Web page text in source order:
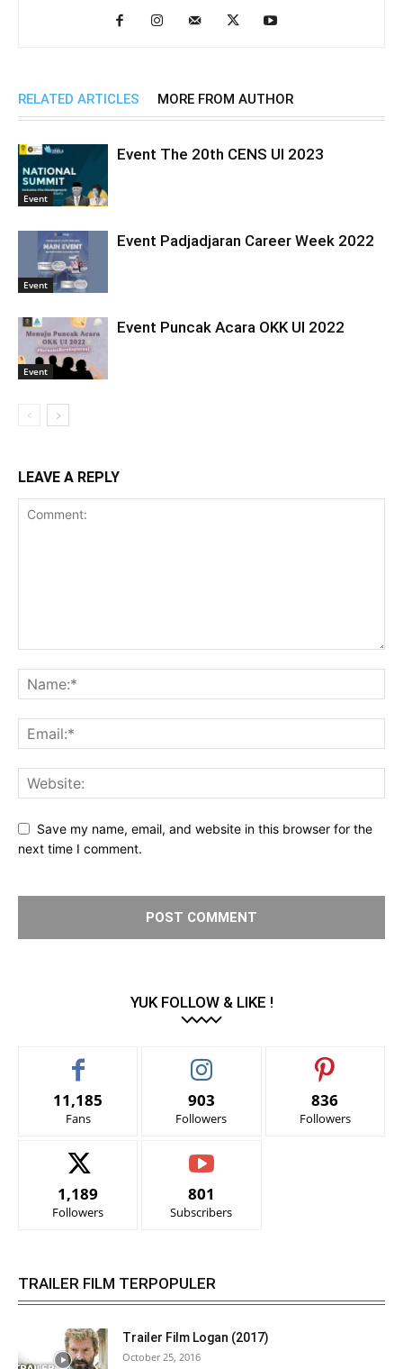
RELATED ARTICLES MORE FROM AUTHOR
Event
Event The 20th CENS UI 2023
Event
Event Padjadjaran Career Week 2022
Event
Event Puncak Acara OKK UI 2022
LEAVE A REPLY
Save my name, email, and website in this browser for the
next time I comment.
YUK FOLLOW & LIKE !
11,185
Fans
903
Followers
836
Followers
1,189
Followers
801
Subscribers
TRAILER FILM TERPOPULER
Trailer Film Logan (2017)
October 25, 2016